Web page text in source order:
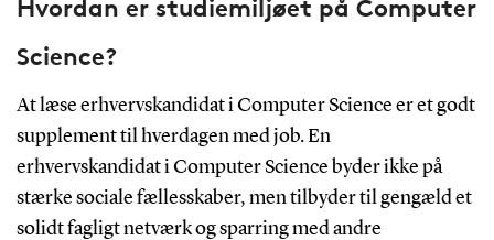
Hvordan er studiemiljøet på Computer
Science?
At læse erhvervskandidat i Computer Science er et godt
supplement til hverdagen med job. En
erhvervskandidat i Computer Science byder ikke på
stærke sociale fællesskaber, men tilbyder til gengæld et
solidt fagligt netværk og sparring med andre